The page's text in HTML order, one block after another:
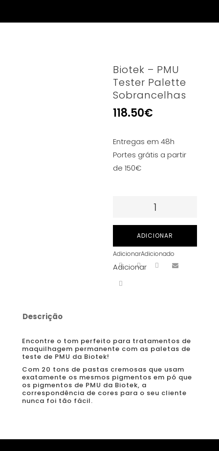
Biotek – PMU
Tester Palette
Sobrancelhas
118.50€
Entregas em 48h
Portes grátis a partir
de 150€
Quantidade
PMU
Tester
Palette
ADICIONAR
AdicionarAdicionado
Adicionar
Descrição
Encontre o tom perfeito para tratamentos de
maquilhagem permanente com as paletas de
teste de PMU da Biotek!
Com 20 tons de pastas cremosas que usam
exatamente os mesmos pigmentos em pó que
os pigmentos de PMU da Biotek, a
correspondência de cores para o seu cliente
nunca foi tão fácil.